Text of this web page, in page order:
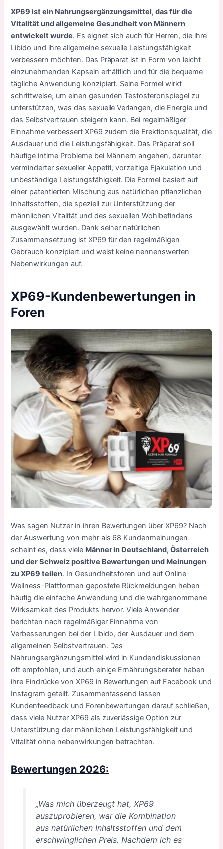
XP69 ist ein Nahrungsergänzungsmittel, das für die
Vitalität und allgemeine Gesundheit von Männern
entwickelt wurde. Es eignet sich auch für Herren, die ihre
Libido und ihre allgemeine sexuelle Leistungsfähigkeit
verbessern möchten. Das Präparat ist in Form von leicht
einzunehmenden Kapseln erhältlich und für die bequeme
tägliche Anwendung konzipiert. Seine Formel wirkt
schrittweise, um einen gesunden Testosteronspiegel zu
unterstützen, was das sexuelle Verlangen, die Energie und
das Selbstvertrauen steigern kann. Bei regelmäßiger
Einnahme verbessert XP69 zudem die Erektionsqualität, die
Ausdauer und die Leistungsfähigkeit. Das Präparat soll
häufige intime Probleme bei Männern angehen, darunter
verminderter sexueller Appetit, vorzeitige Ejakulation und
unbeständige Leistungsfähigkeit. Die Formel basiert auf
einer patentierten Mischung aus natürlichen pflanzlichen
Inhaltsstoffen, die speziell zur Unterstützung der
männlichen Vitalität und des sexuellen Wohlbefindens
ausgewählt wurden. Dank seiner natürlichen
Zusammensetzung ist XP69 für den regelmäßigen
Gebrauch konzipiert und weist keine nennenswerten
Nebenwirkungen auf.
XP69-Kundenbewertungen in
Foren
Was sagen Nutzer in ihren Bewertungen über XP69? Nach
der Auswertung von mehr als 68 Kundenmeinungen
scheint es, dass viele Männer in Deutschland, Österreich
und der Schweiz positive Bewertungen und Meinungen
zu XP69 teilen. In Gesundheitsforen und auf Online-
Wellness-Plattformen gepostete Rückmeldungen heben
häufig die einfache Anwendung und die wahrgenommene
Wirksamkeit des Produkts hervor. Viele Anwender
berichten nach regelmäßiger Einnahme von
Verbesserungen bei der Libido, der Ausdauer und dem
allgemeinen Selbstvertrauen. Das
Nahrungsergänzungsmittel wird in Kundendiskussionen
oft empfohlen, und auch einige Ernährungsberater haben
ihre Eindrücke von XP69 in Bewertungen auf Facebook und
Instagram geteilt. Zusammenfassend lassen
Kundenfeedback und Forenbewertungen darauf schließen,
dass viele Nutzer XP69 als zuverlässige Option zur
Unterstützung der männlichen Leistungsfähigkeit und
Vitalität ohne nebenwirkungen betrachten.
Bewertungen 2026:
„Was mich überzeugt hat, XP69
auszuprobieren, war die Kombination
aus natürlichen Inhaltsstoffen und dem
erschwinglichen Preis. Nachdem ich es